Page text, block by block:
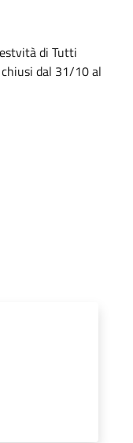
di Tutti
dal 31/10 al